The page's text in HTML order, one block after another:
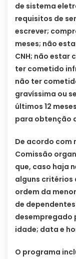
de sistema
requisitos de
escrever;
meses; não
CNH; não estar
ter cometido
não ter
gravíssima ou
últimos 12
para obtenção
De acordo com
Comissão
que, caso haja
alguns critérios
ordem da
de
desempregado
idade; data e
O programa